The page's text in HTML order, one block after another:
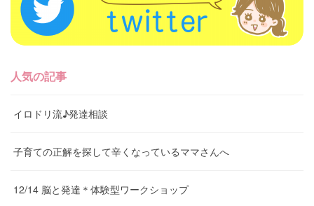
人気の記事
イロドリ流♪発達相談
子育ての正解を探して辛くなっているママさんへ
12/14 脳と発達＊体験型ワークショップ